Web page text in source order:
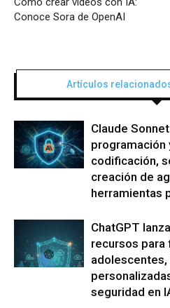
Conoce Sora de OpenAI
Artículos
Claude
programación
codificación,
creación de
herramientas
ChatGPT
recursos para
seguridad en